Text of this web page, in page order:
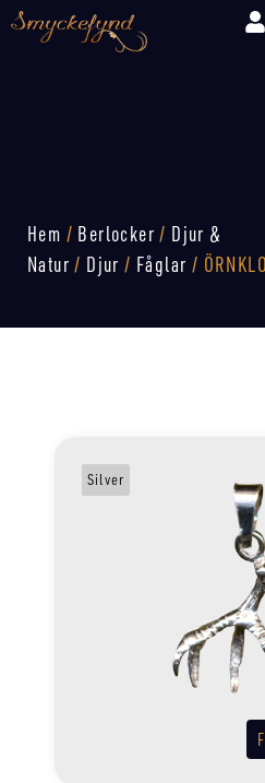
Hem / Berlocker / Djur &
Natur / Djur / Fåglar / ÖRNKLO
Silver